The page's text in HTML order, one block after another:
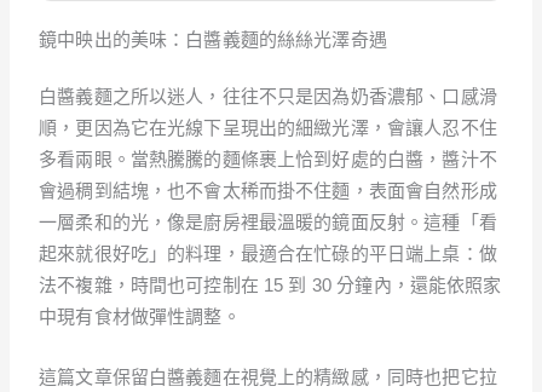
鏡中映出的美味：白醬義麵的絲絲光澤奇遇
白醬義麵之所以迷人，往往不只是因為奶香濃郁、口感滑
順，更因為它在光線下呈現出的細緻光澤，會讓人忍不住
多看兩眼。當熱騰騰的麵條裹上恰到好處的白醬，醬汁不
會過稠到結塊，也不會太稀而掛不住麵，表面會自然形成
一層柔和的光，像是廚房裡最溫暖的鏡面反射。這種「看
起來就很好吃」的料理，最適合在忙碌的平日端上桌：做
法不複雜，時間也可控制在 15 到 30 分鐘內，還能依照家
中現有食材做彈性調整。
這篇文章保留白醬義麵在視覺上的精緻感，同時也把它拉